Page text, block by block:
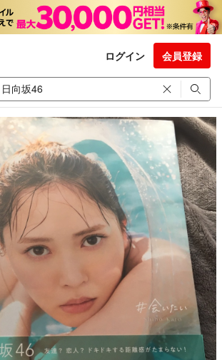
ログイン 会員登録